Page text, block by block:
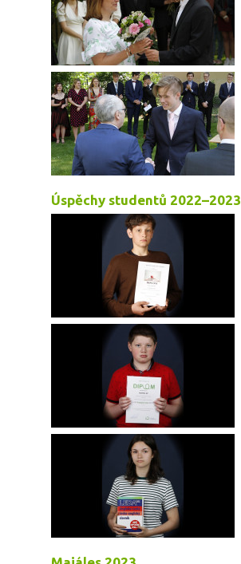
Úspěchy studentů 2022–2023